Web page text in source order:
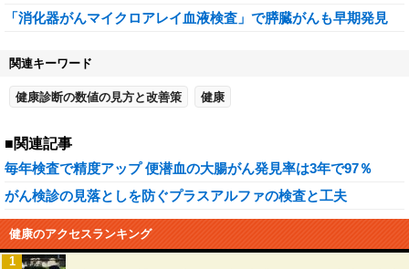
「消化器がんマイクロアレイ血液検査」で膵臓がんも早期発見
関連キーワード
健康診断の数値の見方と改善策 健康
■関連記事
毎年検査で精度アップ 便潜血の大腸がん発見率は3年で97％
がん検診の見落としを防ぐプラスアルファの検査と工夫
健康のアクセスランキング
1